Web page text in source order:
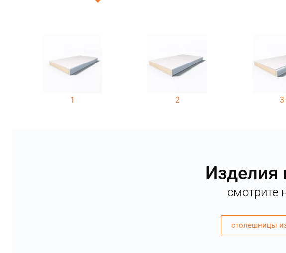
1 2 3
Изделия
смотрите
столешницы